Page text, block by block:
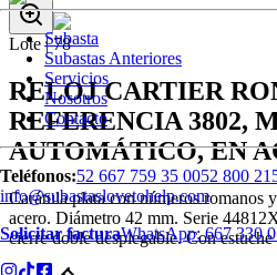
Subasta
Subastas Anteriores
Servicios
Nosotros
Contacto
Teléfonos:52 667 759 35 0052 800
info@subastaslovetohelp.com
Solicitar facturaWhatsApp:667 330
Lote |78
RELOJ CARTIER
REFERENCIA 3802,
AUTOMÁTICO, EN
Carátula plata con números romanos
acero. Diámetro 42 mm. Serie
cierre doble desplegable. Con